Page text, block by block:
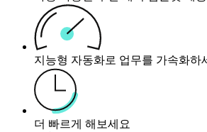
지능형 자동화로 업무를 가속화하
더 빠르게 해보세요